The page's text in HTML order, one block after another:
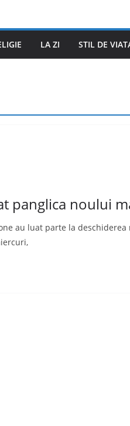
LA ZI STIL DE
panglica noului
au luat parte la